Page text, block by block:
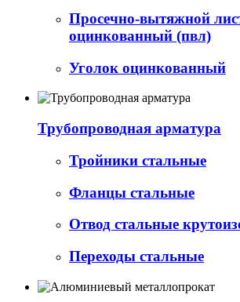
Просечно-вытяжной
оцинкованный (пвл)
Уголок оцинкованный
Трубопроводная арматура
Тройники стальные
Фланцы стальные
Отвод стальные
Переходы стальные